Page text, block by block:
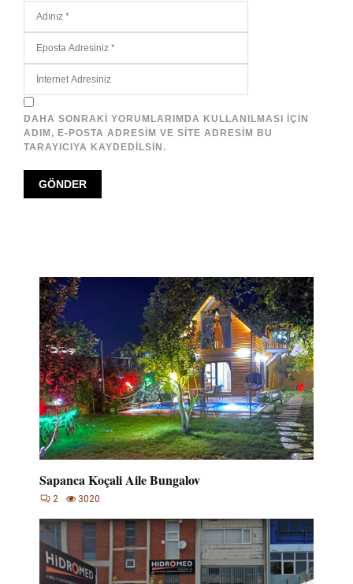
DAHA SONRAKI YORUMLARIMDA KULLANILMASI IÇIN
ADIM, E-POSTA ADRESIM VE SITE ADRESIM BU
TARAYICIYA KAYDEDILSIN.
Sapanca Koçali Aile Bungalov
2 3020